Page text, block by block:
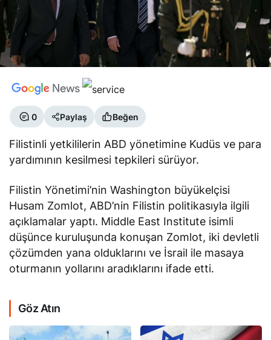
0 Paylaş Beğen
Filistinli yetkililerin ABD yönetimine Kudüs ve para
yardımının kesilmesi tepkileri sürüyor.
Filistin Yönetimi’nin Washington büyükelçisi
Husam Zomlot, ABD’nin Filistin politikasıyla ilgili
açıklamalar yaptı. Middle East Institute isimli
düşünce kuruluşunda konuşan Zomlot, iki devletli
çözümden yana olduklarını ve İsrail ile masaya
oturmanın yollarını aradıklarını ifade etti.
Göz Atın